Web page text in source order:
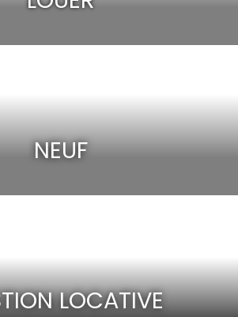
NEUF
LOCATIVE